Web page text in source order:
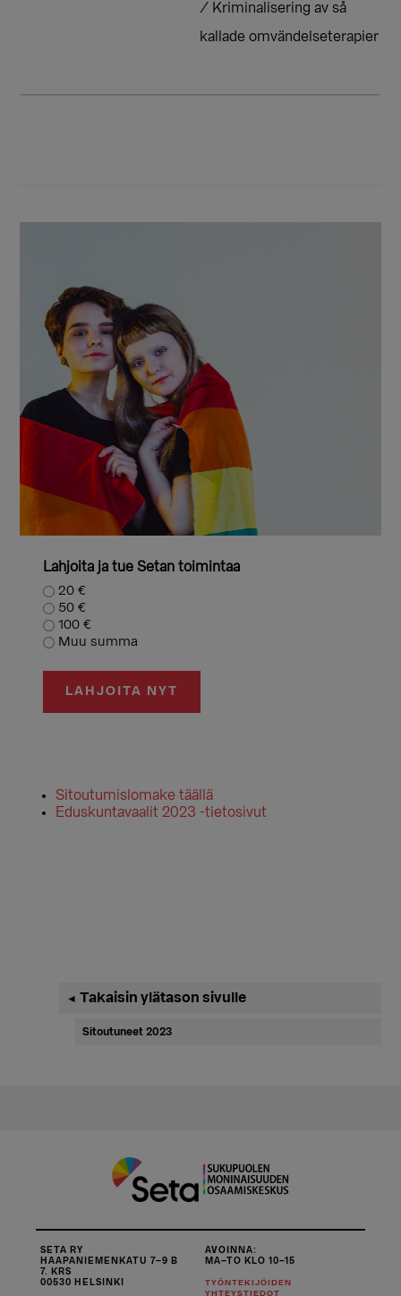
/ Kriminalisering av så
kallade omvändelseterapier
Lahjoita ja tue Setan toimintaa
20 €
50 €
100 €
Muu summa
LAHJOITA NYT
Sitoutumislomake täällä
Eduskuntavaalit 2023 -tietosivut
Ensisijainen
sivupalkki
◄ Takaisin ylätason sivulle
Sitoutuneet 2023
SETA RY
HAAPANIEMENKATU 7–9 B
7. KRS
00530 HELSINKI
AVOINNA:
MA–TO KLO 10–15
TYÖNTEKIJÖIDEN
YHTEYSTIEDOT